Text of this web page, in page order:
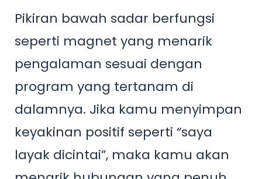
Pikiran bawah sadar berfungsi
seperti magnet yang menarik
pengalaman sesuai dengan
program yang tertanam di
dalamnya. Jika kamu menyimpan
keyakinan positif seperti “saya
layak dicintai”, maka kamu akan